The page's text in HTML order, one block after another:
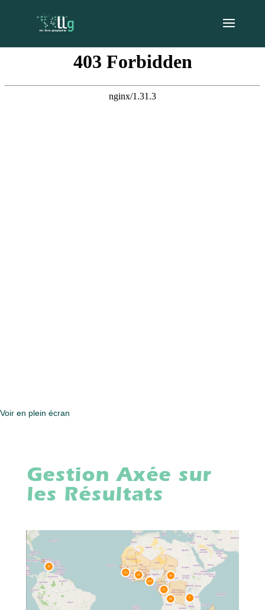
Voir en plein écran
Gestion Axée sur
les Résultats